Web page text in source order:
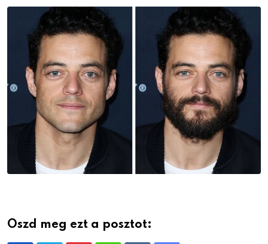
Oszd meg ezt a posztot: